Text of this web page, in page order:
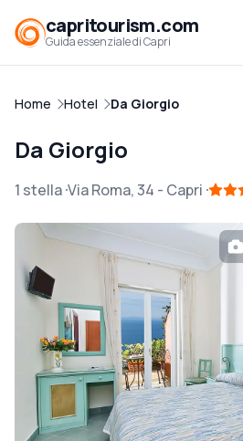
capritourism.com
Guida essenziale di Capri
Home Hotel Da Giorgio
Da Giorgio
1 stella Via Roma, 34 - Capri